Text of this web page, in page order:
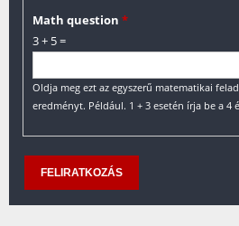
Math question *
3 + 5 =
Oldja meg ezt az egyszerű matematikai
eredményt. Például. 1 + 3 esetén írja be a 4